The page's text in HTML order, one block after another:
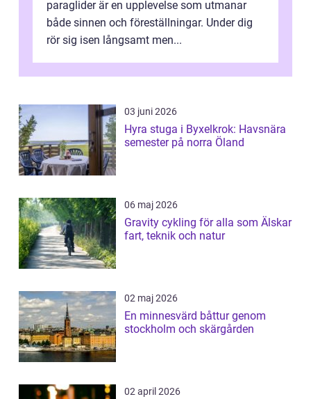
paraglider är en upplevelse som utmanar
både sinnen och föreställningar. Under dig
rör sig isen långsamt men...
03 juni 2026
Hyra stuga i Byxelkrok: Havsnära
semester på norra Öland
06 maj 2026
Gravity cykling för alla som Älskar
fart, teknik och natur
02 maj 2026
En minnesvärd båttur genom
stockholm och skärgården
02 april 2026